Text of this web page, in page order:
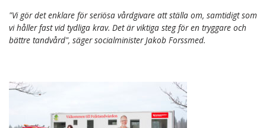
"Vi gör det enklare för seriösa vårdgivare att ställa om, samtidigt som
vi håller fast vid tydliga krav. Det är viktiga steg för en tryggare och
bättre tandvård", säger socialminister Jakob Forssmed.